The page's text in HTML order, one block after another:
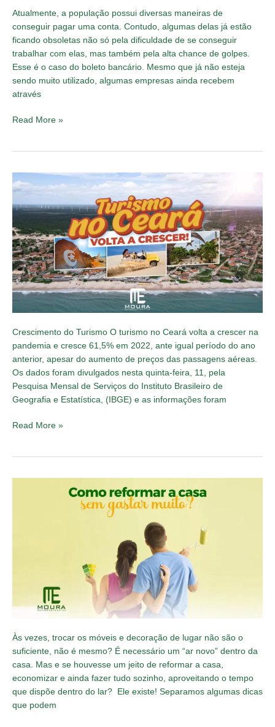
Atualmente, a população possui diversas maneiras de
conseguir pagar uma conta. Contudo, algumas delas já estão
ficando obsoletas não só pela dificuldade de se conseguir
trabalhar com elas, mas também pela alta chance de golpes.
Esse é o caso do boleto bancário. Mesmo que já não esteja
sendo muito utilizado, algumas empresas ainda recebem
através
Read More »
Crescimento do Turismo O turismo no Ceará volta a crescer na
pandemia e cresce 61,5% em 2022, ante igual período do ano
anterior, apesar do aumento de preços das passagens aéreas.
Os dados foram divulgados nesta quinta-feira, 11, pela
Pesquisa Mensal de Serviços do Instituto Brasileiro de
Geografia e Estatística, (IBGE) e as informações foram
no
Ceará
a
crescer
após
a
pandemia
Read More »
Às vezes, trocar os móveis e decoração de lugar não são o
suficiente, não é mesmo? É necessário um “ar novo” dentro da
casa. Mas e se houvesse um jeito de reformar a casa,
economizar e ainda fazer tudo sozinho, aproveitando o tempo
que dispõe dentro do lar? Ele existe! Separamos algumas dicas
que podem